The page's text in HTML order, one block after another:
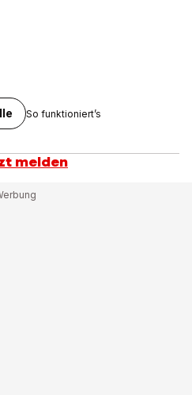
So funktioniert’s
melden